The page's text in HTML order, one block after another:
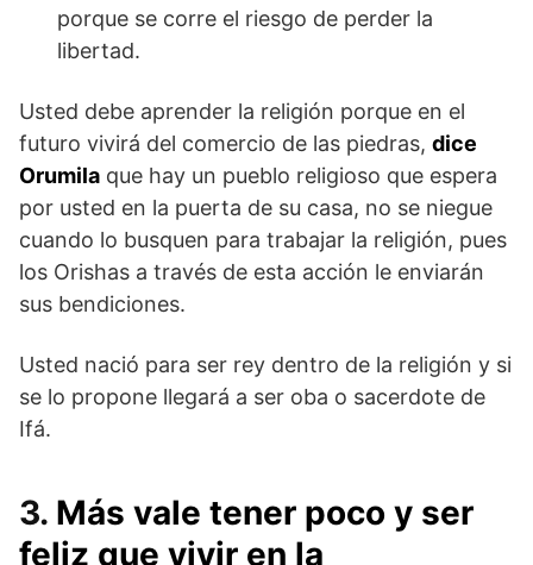
porque se corre el riesgo de perder la
libertad.
Usted debe aprender la religión porque en el
futuro vivirá del comercio de las piedras, dice
Orumila que hay un pueblo religioso que espera
por usted en la puerta de su casa, no se niegue
cuando lo busquen para trabajar la religión, pues
los Orishas a través de esta acción le enviarán
sus bendiciones.
Usted nació para ser rey dentro de la religión y si
se lo propone llegará a ser oba o sacerdote de
Ifá.
3. Más vale tener poco y ser
feliz que vivir en la